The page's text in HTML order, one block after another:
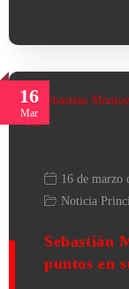
16
Mar
16 de marzo
Noticia
Sebastián
puntos en